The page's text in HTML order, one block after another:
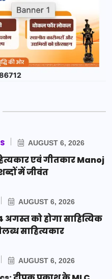
AUGUST 6, 2026
एवं गीतकार Manoj
में जीवंत
AUGUST 6, 2026
अगस्त को होगा साहित्यिक
साहित्यकार
AUGUST 6, 2026